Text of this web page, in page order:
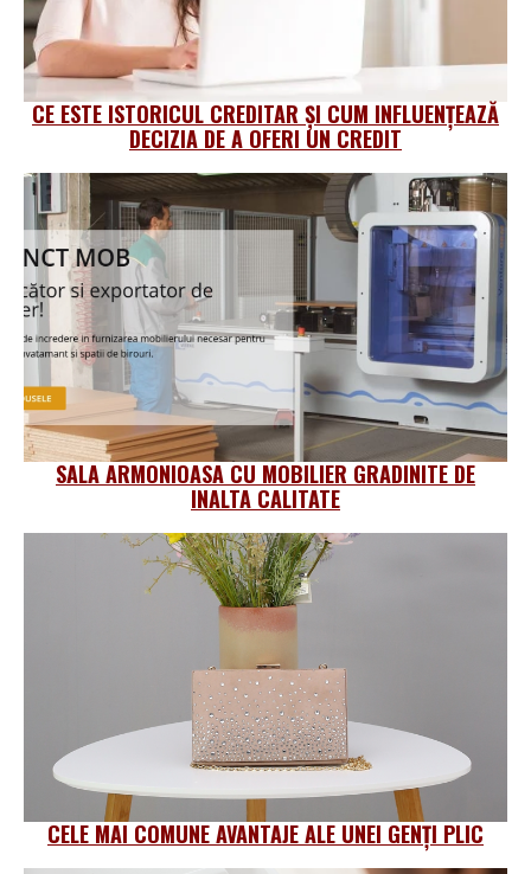
CE ESTE ISTORICUL CREDITAR ȘI CUM INFLUENȚEAZĂ
DECIZIA DE A OFERI UN CREDIT
SALA ARMONIOASA CU MOBILIER GRADINITE DE
INALTA CALITATE
CELE MAI COMUNE AVANTAJE ALE UNEI GENȚI PLIC